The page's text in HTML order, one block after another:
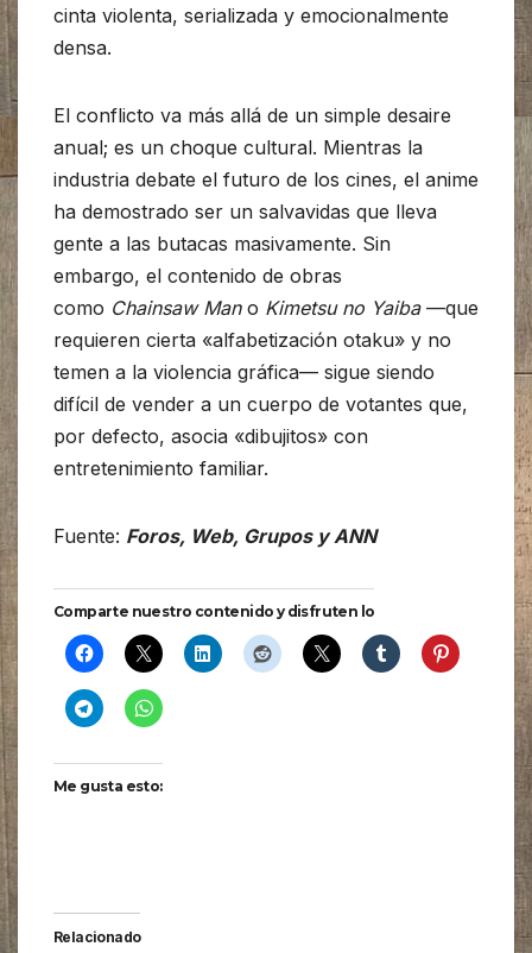
cinta violenta, serializada y emocionalmente
densa.
El conflicto va más allá de un simple desaire
anual; es un choque cultural. Mientras la
industria debate el futuro de los cines, el anime
ha demostrado ser un salvavidas que lleva
gente a las butacas masivamente. Sin
embargo, el contenido de obras
como Chainsaw Mano Kimetsu no Yaiba—que
requieren cierta «alfabetización otaku» y no
temen a la violencia gráfica— sigue siendo
difícil de vender a un cuerpo de votantes que,
por defecto, asocia «dibujitos» con
entretenimiento familiar.
Fuente: Foros, Web, Grupos y ANN
Comparte nuestro contenido y disfruten lo
Me gusta esto:
Relacionado